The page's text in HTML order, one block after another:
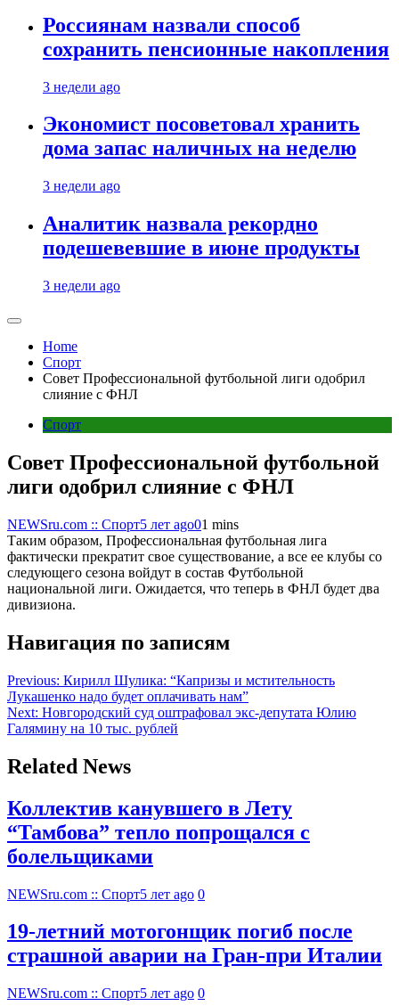
Россиянам назвали способ
сохранить пенсионные накопления
3 недели ago
Экономист посоветовал хранить
дома запас наличных на неделю
3 недели ago
Аналитик назвала рекордно
подешевевшие в июне продукты
3 недели ago
Home
Спорт
Совет Профессиональной футбольной лиги одобрил
слияние с ФНЛ
Спорт
Совет Профессиональной футбольной
лиги одобрил слияние с ФНЛ
NEWSru.com :: Спорт5 лет ago01 mins
Таким образом, Профессиональная футбольная лига
фактически прекратит свое существование, а все ее клубы со
следующего сезона войдут в состав Футбольной
национальной лиги. Ожидается, что теперь в ФНЛ будет два
дивизиона.
Навигация по записям
Previous: Кирилл Шулика: “Капризы и мстительность
Лукашенко надо будет оплачивать нам”
Next: Новгородский суд оштрафовал экс-депутата Юлию
Галямину на 10 тыс. рублей
Related News
Коллектив канувшего в Лету
“Тамбова” тепло попрощался с
болельщиками
NEWSru.com :: Спорт5 лет ago 0
19-летний мотогонщик погиб после
страшной аварии на Гран-при Италии
NEWSru.com :: Спорт5 лет ago 0